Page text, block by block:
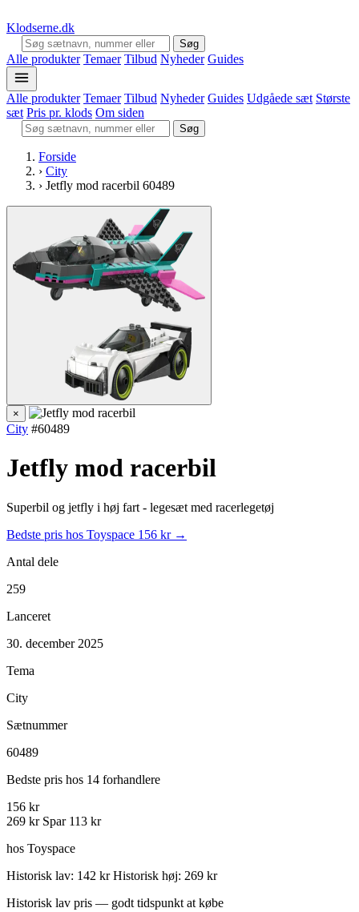
Klodserne.dk
Søg
Alle produkter Temaer Tilbud Nyheder Guides
Alle produkter Temaer Tilbud Nyheder Guides Udgåede sæt Største
sæt Pris pr. klods Om siden
Søg
Forside
› City
› Jetfly mod racerbil 60489
×
City #60489
Jetfly mod racerbil
Superbil og jetfly i høj fart - legesæt med racerlegetøj
Bedste pris hos Toyspace 156 kr →
Antal dele
259
Lanceret
30. december 2025
Tema
City
Sætnummer
60489
Bedste pris hos 14 forhandlere
156 kr
269 kr Spar 113 kr
hos Toyspace
Historisk lav: 142 kr Historisk høj: 269 kr
Historisk lav pris — godt tidspunkt at købe